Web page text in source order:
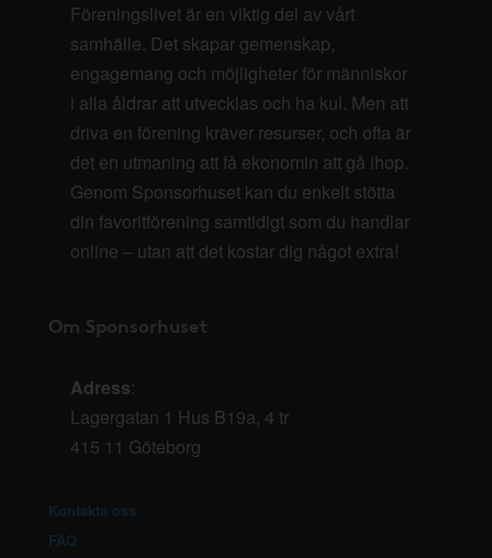
Föreningslivet är en viktig del av vårt
samhälle. Det skapar gemenskap,
engagemang och möjligheter för människor
i alla åldrar att utvecklas och ha kul. Men att
driva en förening kräver resurser, och ofta är
det en utmaning att få ekonomin att gå ihop.
Genom Sponsorhuset kan du enkelt stötta
din favoritförening samtidigt som du handlar
online – utan att det kostar dig något extra!
Om Sponsorhuset
Adress:
Lagergatan 1 Hus B19a, 4 tr
415 11 Göteborg
Kontakta oss
FAQ